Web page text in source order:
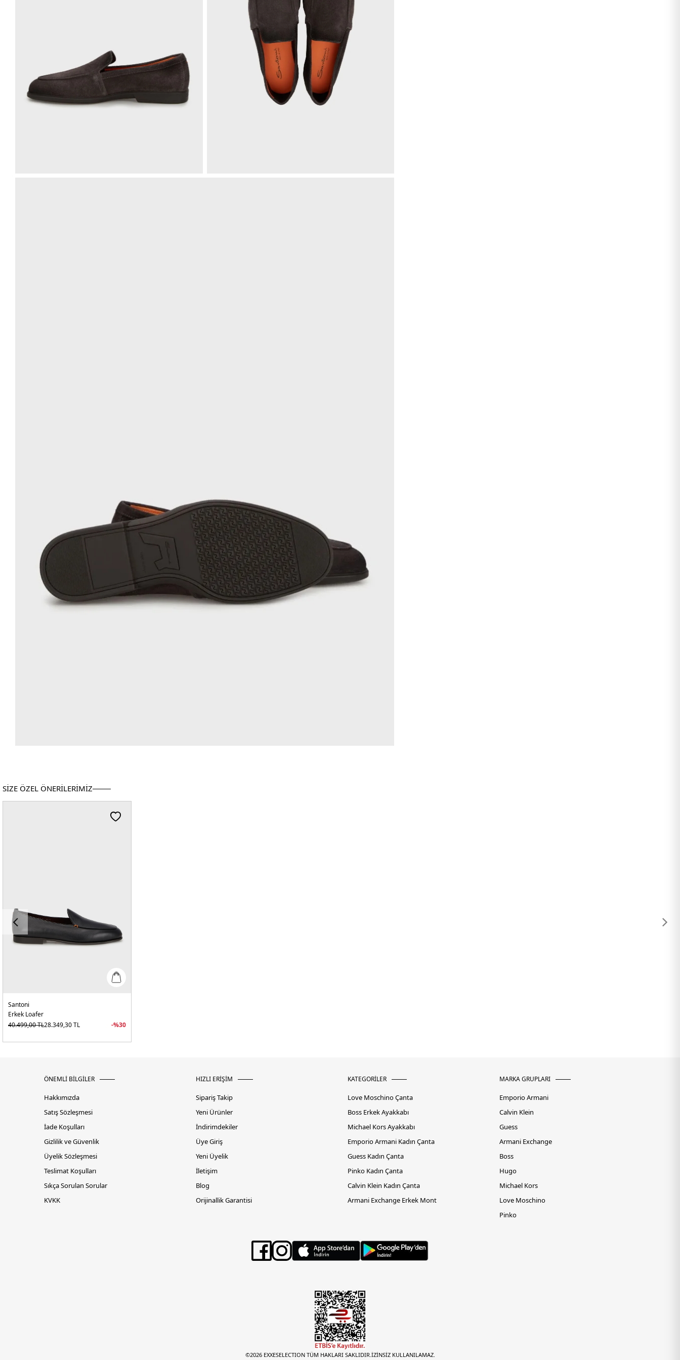
SİZE ÖZEL ÖNERİLERİMİZ
Santoni
Erkek Loafer
40.499,00TL28.349,30TL -%30
ÖNEMLİ BİLGİLER
Hakkımızda
Satış Sözleşmesi
İade Koşulları
Gizlilik ve Güvenlik
Üyelik Sözleşmesi
Teslimat Koşulları
Sıkça Sorulan Sorular
KVKK
HIZLI ERİŞİM
Sipariş Takip
Yeni Ürünler
İndirimdekiler
Üye Giriş
Yeni Üyelik
İletişim
Blog
Orijinallik Garantisi
KATEGORİLER
Love Moschino Çanta
Boss Erkek Ayakkabı
Michael Kors Ayakkabı
Emporio Armani Kadın Çanta
Guess Kadın Çanta
Pinko Kadın Çanta
Calvin Klein Kadın Çanta
Armani Exchange Erkek Mont
MARKA GRUPLARI
Emporio Armani
Calvin Klein
Guess
Armani Exchange
Boss
Hugo
Michael Kors
Love Moschino
Pinko
©2026 EXXESELECTION TÜM HAKLARI SAKLIDIR.İZİNSİZ KULLANILAMAZ.